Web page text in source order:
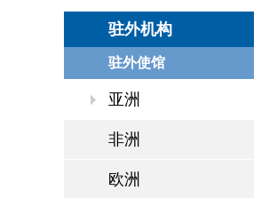
驻外机构
驻外使馆
亚洲
非洲
欧洲